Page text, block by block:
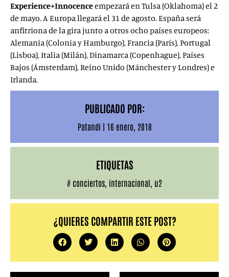
Experience+Innocenceempezará en Tulsa (Oklahoma) el 2
de mayo. A Europa llegará el 31 de agosto. España será
anfitriona de la gira junto a otros ocho países europeos:
Alemania (Colonia y Hamburgo), Francia (París), Portugal
(Lisboa), Italia (Milán), Dinamarca (Copenhague), Países
Bajos (Ámsterdam), Reino Unido (Mánchester y Londres) e
Irlanda.
PUBLICADO POR:
Patandi | 16 enero, 2018
ETIQUETAS
# conciertos internacional u2
¿QUIERES COMPARTIR ESTE POST?